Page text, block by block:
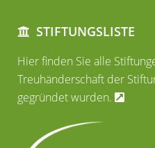
STIFTUNGSLISTE
Hier finden Sie alle
Treuhänderschaft der
gegründet wurden.